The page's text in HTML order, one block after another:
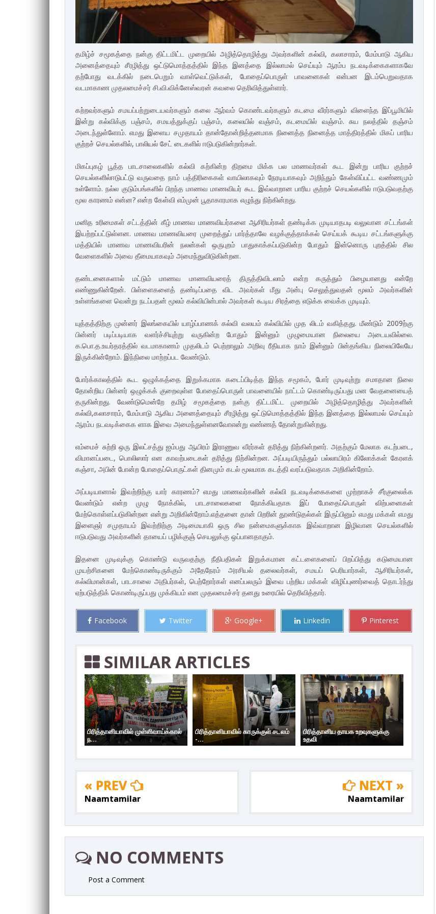
தமிழ்ச் சமூகத்தை நன்கு திட்டமிட்ட முறையில் அழித்தொழித்து அவர்களின் கல்வி, கலாசாரம், மேம்பாடு ஆகிய
அனைத்தையும் சீரழித்து ஒட்டுமொத்தத்தில் இந்த இனத்தை இல்லாமல் செய்யும் ஆரம்ப நடவடிக்கைகளாகவே
தற்போது வடக்கில் நடைபெறும் வாள்வெட்டுக்கள், போதைப்பொருள் பாவனைகள் என்பன இடம்பெறுவதாக
வடமாகாண முதலமைச்சர் சி.வி.விக்னேஸ்வரன் கவலை தெரிவித்துள்ளார்.
கற்றவர்களும் சமயப்பற்றுடையவர்களும் கலை ஆர்வம் கொண்டவர்களும் கடமை வீரர்களும் விளைந்த இப்பூமியில்
இன்று கல்விக்கு பஞ்சம், சமயத்துக்குப் பஞ்சம், கலையில் வஞ்சம், கடமையில் வஞ்சம். சுய நலத்தில் தஞ்சம்
அடைந்துள்ளோம். எமது இளைய சமுதாயம் தான்தோன்றித்தனமாக நினைத்த நினைத்த மாத்திரத்தில் மிகப் பாரிய
குற்றச் செயல்களில், பாலியல் சேட் டைகளில் ஈடுபடுகின்றார்கள்.
மிகப்புகழ் பூத்த பாடசாலைகளில் கல்வி கற்கின்ற திறமை மிக்க பல மாணவர்கள் கூட இன்று பாரிய குற்றச்
செயல்களில்ஈடுபட்டு வருவதை நாம் பத்திரிகைகள் வாயிலாகவும் நேரடியாகவும் அறிந்தும் கேள்விப்பட்ட வண்ணமும்
உள்ளோம். நல்ல குடும்பங்களில் பிறந்த மாணவ மாணவியர் கூட இவ்வாறான பாரிய குற்றச் செயல்களில் ஈடுபடுவதற்கு
மூல காரணம் என்ன? என்ற கேள்வி எம்முன் பூதாகாரமாக எழுந்து நிற்கின்றது.
மனித உரிமைகள் சட்டத்தின் கீழ் மாணவ மாணவியர்களை ஆசிரியர்கள் தண்டிக்க முடியாதபடி வலுவான சட்டங்கள்
இயற்றப்பட்டுள்ளன. மாணவ மாணவியரை முறைத்துப் பார்த்தாலே வழக்குத்தாக்கல் செய்யக் கூடிய சட்டங்களுக்கு
மத்தியில் மாணவ மாணவியரின் நலன்கள் ஒருபுறம் பாதுகாக்கப்படுகின்ற போதும் இன்னொரு புறத்தில் சில
வேளைகளில் அவை தீமையாகவும் அமைந்துவிடுகின்றன.
தண்டனைகளால் மட்டும் மாணவ மாணவியரைத் திருத்திவிடலாம் என்ற கருத்தும் பிழையானது என்றே
எண்ணுகின்றேன். பிள்ளைகளைத் தண்டிப்பதை விட அவர்கள் மீது அன்பு செலுத்துவதன் மூலம் அவர்களின்
உள்ளங்களை வென்று நடப்பதன் மூலம் கல்வியின்பால் அவர்கள் கூடிய சிரத்தை எடுக்க வைக்க முடியும்.
யுத்தத்திற்கு முன்னர் இலங்கையில் யாழ்ப்பாணக் கல்வி வலயம் கல்வியில் முத லிடம் வகித்தது. மீண்டும் 2009ற்கு
பின்னர் படிப்படியாக வளர்ச்சியுற்று வருகின்ற போதும் இன்னும் முழுமையான நிலையை அடையவில்லை.
க.பொ.த.உயர்தரத்தில் வடமாகாணம் முதலிடம் பெற்றாலும் அறிவு ரீதியாக நாம் இன்னும் பின்தங்கிய நிலையிலேயே
இருக்கின்றோம். இந்நிலை மாற்றப்பட வேண்டும்.
போர்க்காலத்தில் கூட ஒழுக்கத்தை இறுக்கமாக கடைப்பிடித்த இந்த சமூகம், போர் முடிவுற்று சமாதான நிலை
தோன்றிய பின்னர் ஒழுக்கக் குறைவுள்ள போதைப்பொருள் பாவனையில் நாட்டம் கொண்டிருப்பது மன வேதனையைத்
தருகின்றது. வேண்டுமென்றே தமிழ் சமூகத்தை நன்கு திட்டமிட்ட முறையில் அழித்தொழித்து அவர்களின்
கல்வி,கலாசாரம், மேம்பாடு ஆகிய அனைத்தையும் சீரழித்து ஒட்டுமொத்தத்தில் இந்த இனத்தை இல்லாமல் செய்யும்
ஆரம்ப நடவடிக்கைக ளாக இவை அமைந்துள்ளனவோஎன்று எண்ணத் தோன்றுகின்றது.
எம்மைச் சுற்றி ஒரு இலட்சத்து ஐம்பது ஆயிரம் இராணுவ வீரர்கள் தரித்து நிற்கின்றனர். அதற்கும் மேலாக கடற்படை,
விமானப்படை, பொலிஸார் என காவற்படைகள் தரித்து நிற்கின்றன. அப்படியிருந்தும் பல்லாயிரம் கிலோக்கள் கேரளக்
கஞ்சா, அபின் போன்ற போதைப்பொருட்கள் தினமும் கடல் மூலமாக கடத்தி வரப்படுவதாக அறிகின்றோம்.
அப்படியானால் இவற்றிற்கு யார் காரணம்? எமது மாணவர்களின் கல்வி நடவடிக்கைகளை முற்றாகச் சீர்குலைக்க
வேண்டும் என்ற முழு நோக்கில், பாடசாலைகளை நோக்கியதாக இப் போதைப்பொருள் விற்பனைகள்
மேற்கொள்ளப்படுகின்றன என்று அறிகின்றோம்.எத்தனை தான் பிறரின் தூண்டுதல்கள் இருப்பினும் எமது மக்கள் எமது
இளைஞர் சமுதாயம் இவற்றிற்கு அடிமையாகி ஒரு சில நன்மைகளுக்காக இவ்வாறான இழிவான செயல்களில்
ஈடுபடுவது அவர்களின் தாயைப் பழிக்குஞ் செயலுக்கு ஒப்பானதாகும்.
இதனை முடிவுக்கு கொண்டு வருவதற்கு நீதிபதிகள் இறுக்கமான கட்டளைகளைப் பிறப்பித்து கடுமையான
முயற்சிகனை மேற்கொண்டிருக்கும் அதேநேரம் அரசியல் தலைவர்கள், சமயப் பெரியார்கள், ஆசிரியர்கள்,
கல்விமான்கள், பாடசாலை அதிபர்கள், பெற்றோர்கள் எனப்பலரும் இவை பற்றிய மக்கள் விழிப்புணர்வைத் தொடர்ந்து
ஏற்படுத்திக் கொண்டிருப்பது முக்கியம் என முதலமைச்சர் தனது உரையில் தெரிவித்தார்.
Facebook Twitter Google+ Linkedin Pinterest
SIMILAR ARTICLES
பிரித்தானியாவில் முள்ளிவாய்க்கால்
ந...
பிரித்தானியாவில் காருக்குள் சடலம்
-...
பிரித்தானிய தாயக உறவுகளுக்கு
உதவி
« PREV
Naamtamilar
NEXT »
Naamtamilar
NO COMMENTS
Post a Comment